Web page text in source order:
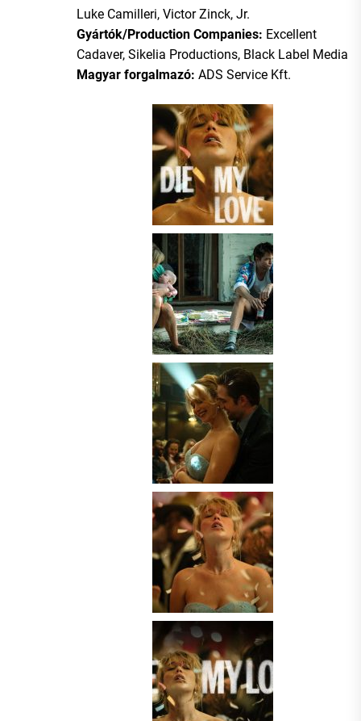
Luke Camilleri, Victor Zinck, Jr.
Gyártók/Production Companies: Excellent
Cadaver, Sikelia Productions, Black Label Media
Magyar forgalmazó: ADS Service Kft.